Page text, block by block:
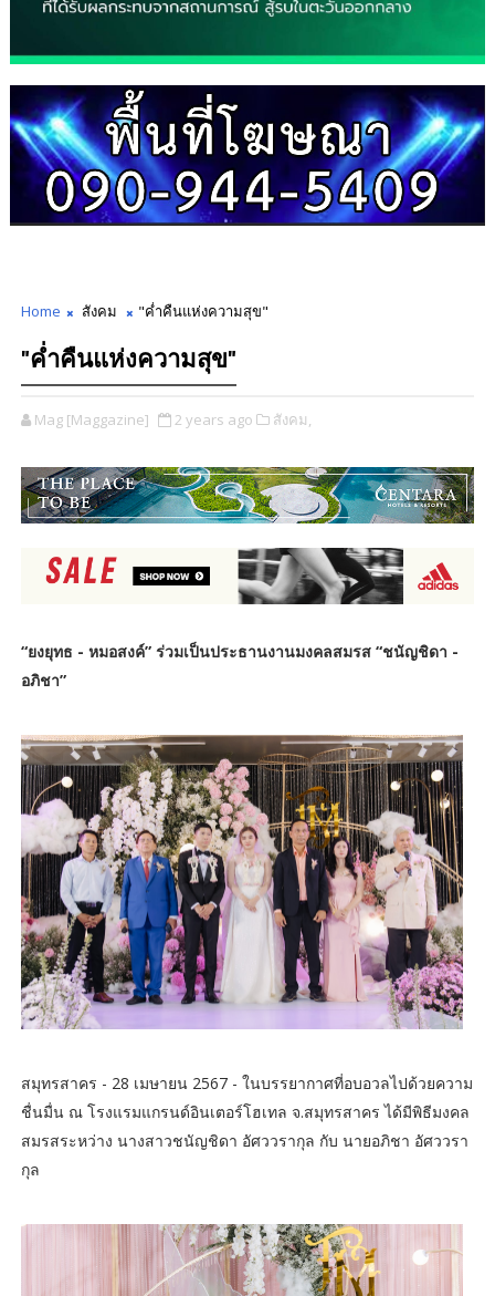
Home สังคม "ค่ำคืนแห่งความสุข"
"ค่ำคืนแห่งความสุข"
Mag [Maggazine] 2 years ago สังคม,
“ยงยุทธ - หมอสงค์” ร่วมเป็นประธานงานมงคลสมรส “ชนัญชิดา -
อภิชา”
สมุทรสาคร - 28 เมษายน 2567 - ในบรรยากาศที่อบอวลไปด้วยความ
ชื่นมื่น ณ โรงแรมแกรนด์อินเตอร์โฮเทล จ.สมุทรสาคร ได้มีพิธีมงคล
สมรสระหว่าง นางสาวชนัญชิดา อัศววรากุล กับ นายอภิชา อัศววรา
กุล